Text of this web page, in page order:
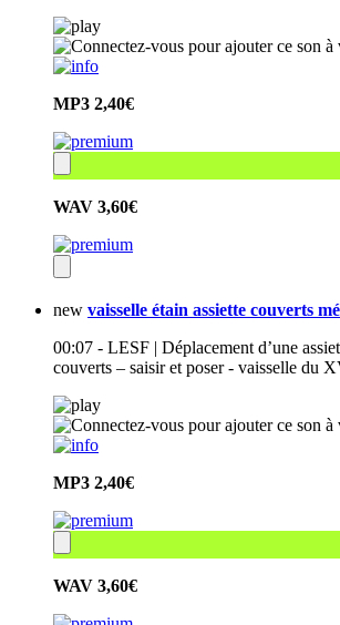
MP3 2,40€
WAV 3,60€
new vaisselle étain assiette couverts
00:07 - LESF | Déplacement d’une
couverts – saisir et poser - vaisselle
MP3 2,40€
WAV 3,60€